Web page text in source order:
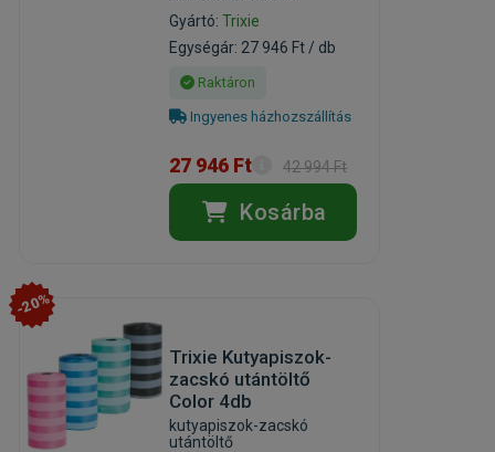
Gyártó:Trixie
Egységár: 27 946 Ft / db
Raktáron
Ingyenes házhozszállítás
27 946 Ft 42 994 Ft
Kosárba
-20%
Trixie Kutyapiszok-
zacskó utántöltő
Color 4db
kutyapiszok-zacskó
utántöltő